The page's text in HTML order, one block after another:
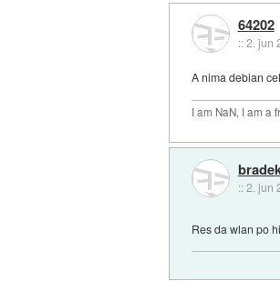
64202
::2. jun
A nima debian
I am NaN, I am a
::2. jun
Res da wlan po